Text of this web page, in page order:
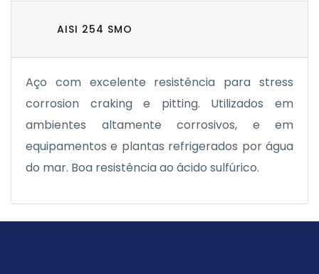
AISI 254 SMO
Aço com excelente resistência para stress
corrosion craking e pitting. Utilizados em
ambientes altamente corrosivos, e em
equipamentos e plantas refrigerados por água
do mar. Boa resistência ao ácido sulfúrico.